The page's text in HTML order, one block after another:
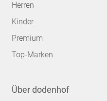
Herren
Kinder
Premium
Top-Marken
Über dodenhof